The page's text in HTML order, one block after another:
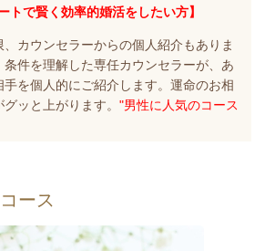
トで賢く効率的婚活をしたい方】
カウンセラーからの個人紹介もありま
件を理解した専任カウンセラーが、あ
を個人的にご紹介します。運命のお相
ッと上がります。 "男性に人気のコース
ース